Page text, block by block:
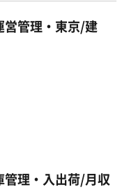
営管理・東京/建
管理・入出荷/月収